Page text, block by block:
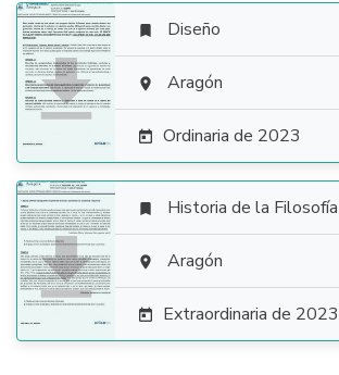

 Diseño
 Aragón
 Ordinaria de 2023

 Historia de la Filosofía
 Aragón
 Extraordinaria de 2023